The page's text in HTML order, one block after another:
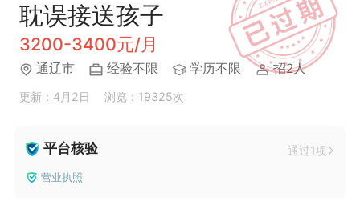
耽误接送孩子
3200-3400元/月
通辽市 经验不限 学历不限 招2人
更新：4月2日 浏览：19325次
平台核验 通过1项
营业执照